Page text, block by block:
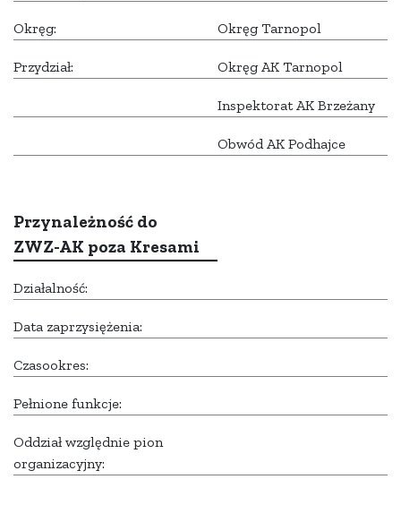
Okręg: Okręg Tarnopol
Przydział: Okręg AK Tarnopol
Inspektorat AK Brzeżany
Obwód AK Podhajce
Przynależność do
ZWZ-AK poza Kresami
Działalność:
Data zaprzysiężenia:
Czasookres:
Pełnione funkcje:
Oddział względnie pion
organizacyjny: